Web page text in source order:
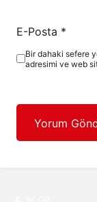
E-Posta *
Bir dahaki sefere
adresimi ve web
Yorum